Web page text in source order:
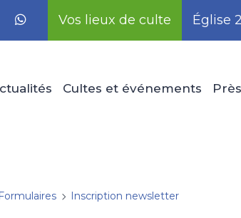
Vos lieux de culte Église
Cultes et événements
Formulaires Inscription newsletter